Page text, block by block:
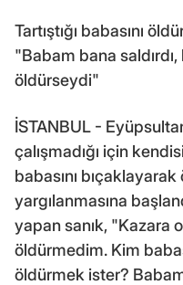
Tartıştığı babasını
"Babam bana
öldürseydi"
İSTANBUL -
çalışmadığı için
babasını
yargılanmasına
yapan sanık, "Kazara
öldürmedim. Kim
öldürmek ister?